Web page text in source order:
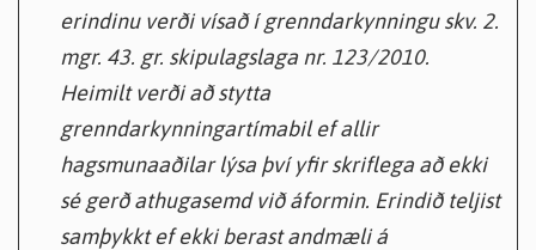
erindinu verði vísað í grenndarkynningu skv. 2.
mgr. 43. gr. skipulagslaga nr. 123/2010.
Heimilt verði að stytta
grenndarkynningartímabil ef allir
hagsmunaaðilar lýsa því yfir skriflega að ekki
sé gerð athugasemd við áformin. Erindið teljist
samþykkt ef ekki berast andmæli á